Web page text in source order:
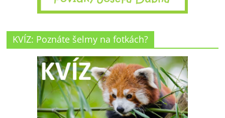
KVÍZ: Poznáte šelmy na fotkách?